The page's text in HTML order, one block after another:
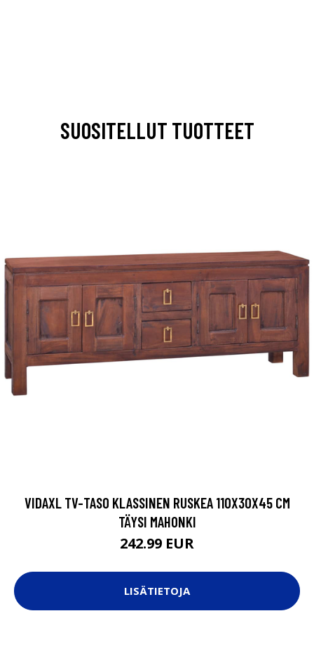
SUOSITELLUT TUOTTEET
VIDAXL TV-TASO KLASSINEN RUSKEA 110X30X45 CM
TÄYSI MAHONKI
242.99 EUR
LISÄTIETOJA